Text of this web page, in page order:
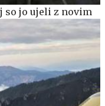
so jo ujeli z novim